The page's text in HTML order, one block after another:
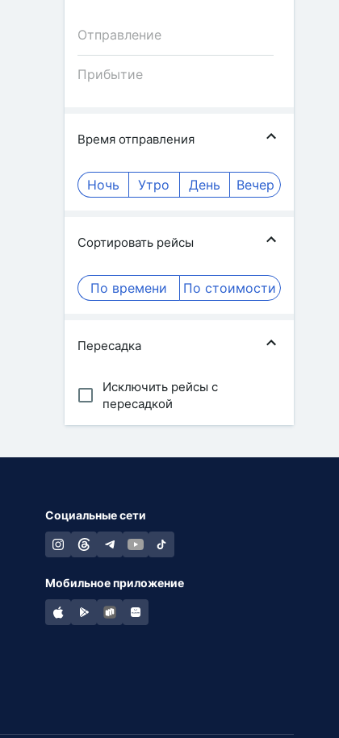
Время отправления
Ночь Утро День Вечер
Сортировать рейсы
По времени По стоимости
Пересадка
Исключить рейсы с
пересадкой
Социальные сети
Мобильное приложение